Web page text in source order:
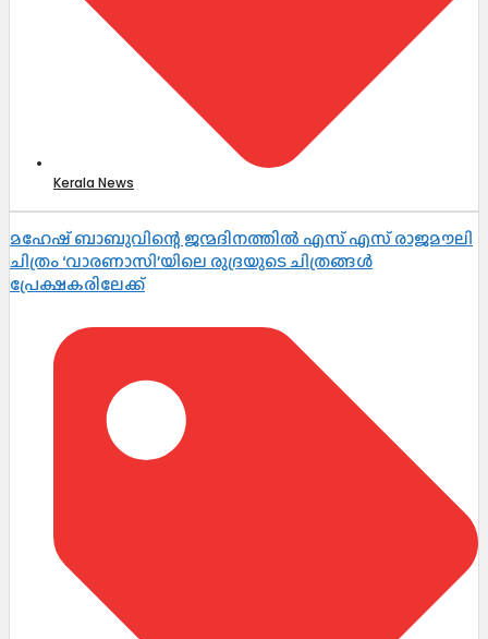
Kerala News
മഹേഷ് ബാബുവിന്റെ ജന്മദിനത്തിൽ എസ് എസ് രാജമൗലി
ചിത്രം ‘വാരണാസി’യിലെ രുദ്രയുടെ ചിത്രങ്ങൾ
പ്രേക്ഷകരിലേക്ക്